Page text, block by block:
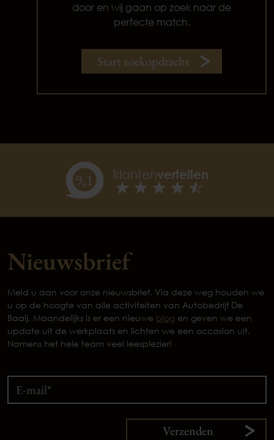
door en wij gaan op zoek naar de
perfecte match.
Start zoekopdracht
9,1 klantenvertellen
Nieuwsbrief
Meld u aan voor onze nieuwsbrief. Via deze weg houden we
u op de hoogte van alle activiteiten van Autobedrijf De
Baaij. Maandelijks is er een nieuwe blog en geven we een
update uit de werkplaats en lichten we een occasion uit.
Namens het hele team veel leesplezier!
Verzenden